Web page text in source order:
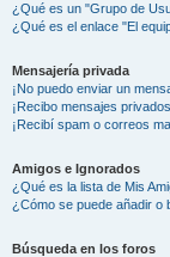
¿Qué es un "Grupo de
¿Qué es el enlace "El
Mensajería privada
¡No puedo enviar un
¡Recibo mensajes
¡Recibí spam o correos
Amigos e Ignorados
¿Qué es la lista de Mis
¿Cómo se puede añadir o
Búsqueda en los foros